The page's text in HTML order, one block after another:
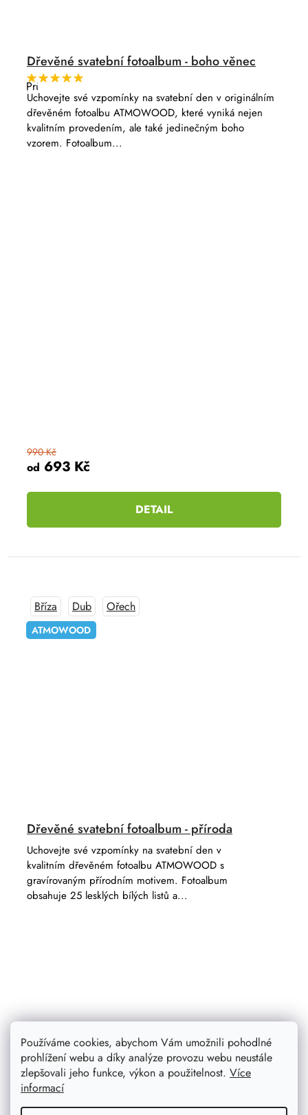
Používáme cookies, abychom Vám umožnili pohodlné
prohlížení webu a díky analýze provozu webu neustále
zlepšovali jeho funkce, výkon a použitelnost. Více
informací
Dřevěné svatební fotoalbum - boho věnec
Průměrné
hodnocení
produktu
je
5,0
z
5
od 693 Kč
990 Kč
DETAIL
Uchovejte své vzpomínky na svatební den v originálním
dřevěném fotoalbu ATMOWOOD, které vyniká nejen
kvalitním provedením, ale také jedinečným boho
vzorem. Fotoalbum...
ATMOWOOD
Dřevěné svatební fotoalbum - příroda
Uchovejte své vzpomínky na svatební den v
kvalitním dřevěném fotoalbu ATMOWOOD s
gravírovaným přírodním motivem. Fotoalbum
obsahuje 25 lesklých bílých listů a...
Bříza Dub Ořech